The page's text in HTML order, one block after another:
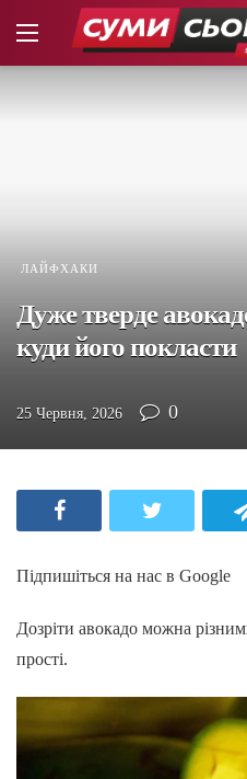
ЛАЙФХАКИ
Дуже тверде
куди його покласти
25 Червня, 2026 0
Підпишіться на нас в Google
Дозріти авокадо можна
прості.